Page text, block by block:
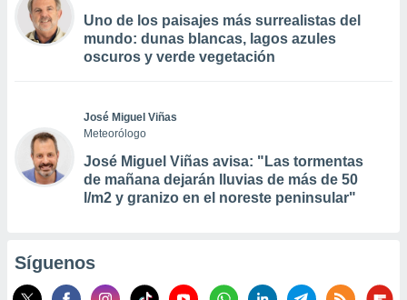
Uno de los paisajes más surrealistas del
mundo: dunas blancas, lagos azules
oscuros y verde vegetación
José Miguel Viñas
Meteorólogo
José Miguel Viñas avisa: "Las tormentas
de mañana dejarán lluvias de más de 50
l/m2 y granizo en el noreste peninsular"
Síguenos